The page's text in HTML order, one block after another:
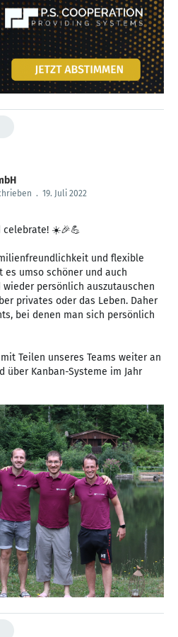
. 19. Juli 2022
celebrate! ☀️🎉💪
und flexible
umso schöner und auch
persönlich auszutauschen
privates oder das Leben. Daher
bei denen man sich persönlich
Teilen unseres Teams weiter an
über Kanban-Systeme im Jahr